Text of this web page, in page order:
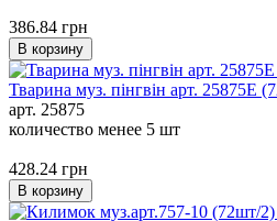
386.84 грн
В корзину
Тварина муз. пінгвін арт. 25875E
арт. 25875
количество менее 5 шт
428.24 грн
В корзину